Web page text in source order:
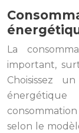
La
important,
Choisissez
selon le